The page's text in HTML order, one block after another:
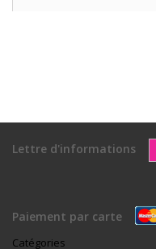
Lettre d'informations
Paiement par carte
Catégories